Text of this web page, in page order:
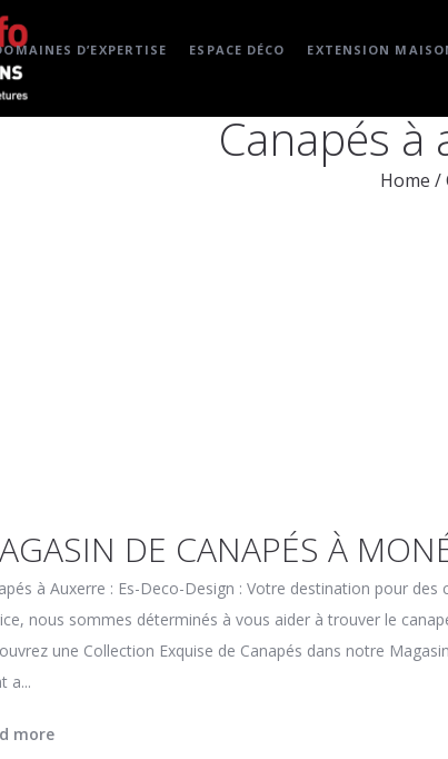
D’EXPERTISE ESPACE DÉCO EXTENSION
Canapés à
Home /
DE CANAPÉS À
à Auxerre : Es-Deco-Design : Votre destination pour
nous sommes déterminés à vous aider à trouver le
une Collection Exquise de Canapés dans notre
a...
more